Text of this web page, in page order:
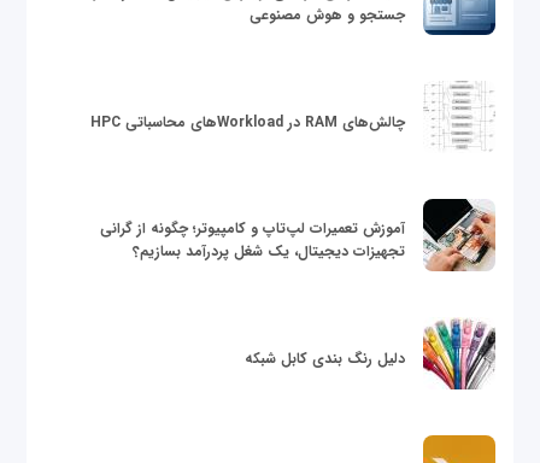
جستجو و هوش مصنوعی
چالش‌های RAM در Workloadهای محاسباتی HPC
آموزش تعمیرات لپ‌تاپ و کامپیوتر؛ چگونه از گرانی
تجهیزات دیجیتال، یک شغل پردرآمد بسازیم؟
دلیل رنگ بندی کابل شبکه